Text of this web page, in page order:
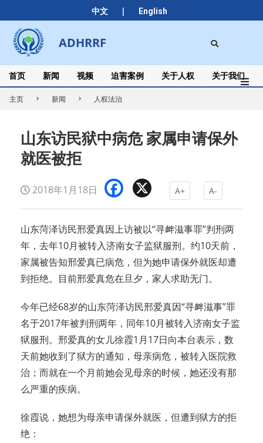
中文 | English
to
content
ADHRRF
Secondary
Navigation
Menu
首页 新闻 视频 迫害案例 关于人权 关于我们
主页 新闻 人权法治
山东访民狱中病危 家属申请保外
就医被拒
2018年1月18日 Facebook A+ A-
山东菏泽访民邢爱真因上访被以“寻衅滋事罪”判刑两
年，去年10月被转入济南女子监狱服刑。约10天前，
家属被告知邢爱真已病危，但为她申请保外就医却遭
到拒绝。目前邢爱真危在旦夕，家人求助无门。
今年已经68岁的山东菏泽访民邢爱真因“寻衅滋事”罪
名于2017年被判刑两年，同年10月被转入济南女子监
狱服刑。邢爱真的女儿徐霞1月17日向本台表示，数
天前她收到了狱方的通知，母亲病危，被转入医院救
治；而就在一个月前她会见母亲的时候，她还没有那
么严重的疾病。
徐霞说，她想为母亲申请保外就医，但遭到狱方的拒
绝：